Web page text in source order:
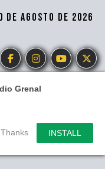
Grenal
INSTALL
DE AGOSTO DE 2026